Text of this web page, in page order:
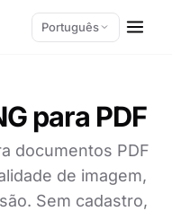
Português
para PDF
documentos PDF
de imagem,
Sem cadastro,